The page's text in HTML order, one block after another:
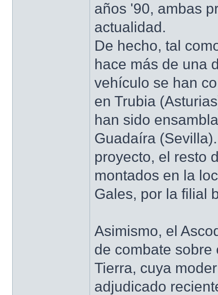
años '90, ambas
actualidad.
De hecho, tal
hace más de una
vehículo se han
en Trubia
han sido
Guadaíra
proyecto, el resto
montados en la
Gales, por la filial
Asimismo, el
de combate
Tierra, cuya
adjudicado